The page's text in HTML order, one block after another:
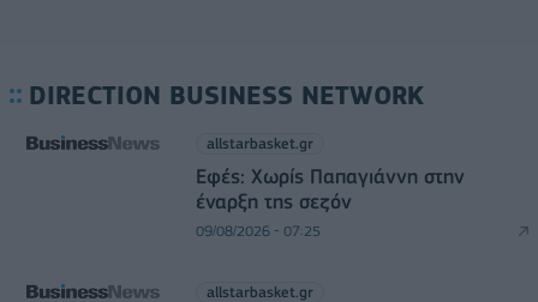
DIRECTION BUSINESS NETWORK
allstarbasket.gr
Εφές: Χωρίς Παπαγιάννη στην
έναρξη της σεζόν
09/08/2026 - 07:25
allstarbasket.gr